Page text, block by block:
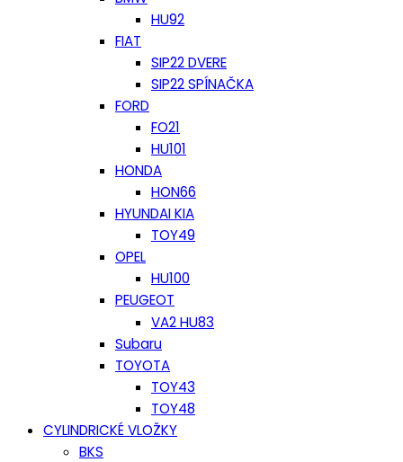
HU92
FIAT
SIP22 DVERE
SIP22 SPÍNAČKA
FORD
FO21
HU101
HONDA
HON66
HYUNDAI KIA
TOY49
OPEL
HU100
PEUGEOT
VA2 HU83
Subaru
TOYOTA
TOY43
TOY48
CYLINDRICKÉ VLOŽKY
BKS